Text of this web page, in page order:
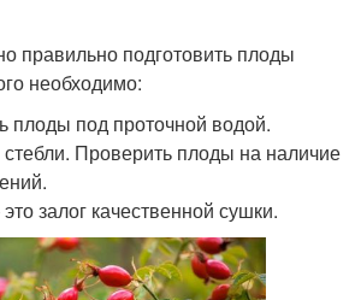
правильно подготовить плоды
необходимо:
плоды под проточной водой.
стебли. Проверить плоды на наличие
залог качественной сушки.